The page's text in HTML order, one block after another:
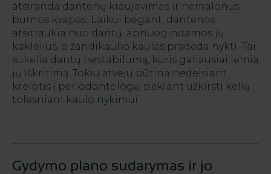
atsiranda dantenų kraujavimas ir nemalonus
burnos kvapas. Laikui bėgant, dantenos
atsitraukia nuo dantų, apnuogindamos jų
kaklelius, o žandikaulio kaulas pradeda nykti. Tai
sukelia dantų nestabilumą, kuris galiausiai lemia
jų iškritimą. Tokiu atveju būtina nedelsiant
kreiptis į periodontologą, siekiant užkirsti kelią
tolesniam kaulo nykimui.
Gydymo plano sudarymas ir jo